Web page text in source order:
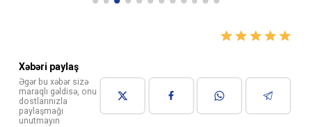
Xəbəri paylaş
Əgər bu xəbər sizə
maraqlı gəldisə, onu
dostlarınızla
paylaşmağı
unutmayın